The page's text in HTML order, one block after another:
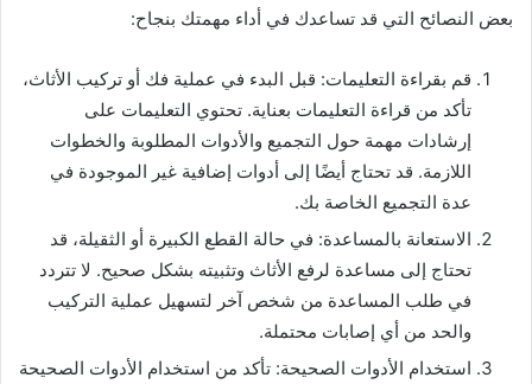
بعض النصائح التي قد تساعدك في أداء مهمتك بنجاح:
قم بقراءة التعليمات: قبل البدء في عملية فك أو تركيب الأثاث،
تأكد من قراءة التعليمات بعناية. تحتوي التعليمات على
إرشادات مهمة حول التجميع والأدوات المطلوبة والخطوات
اللازمة. قد تحتاج أيضًا إلى أدوات إضافية غير الموجودة في
عدة التجميع الخاصة بك.
الاستعانة بالمساعدة: في حالة القطع الكبيرة أو الثقيلة، قد
تحتاج إلى مساعدة لرفع الأثاث وتثبيته بشكل صحيح. لا تتردد
في طلب المساعدة من شخص آخر لتسهيل عملية التركيب
والحد من أي إصابات محتملة.
استخدام الأدوات الصحيحة: تأكد من استخدام الأدوات الصحيحة